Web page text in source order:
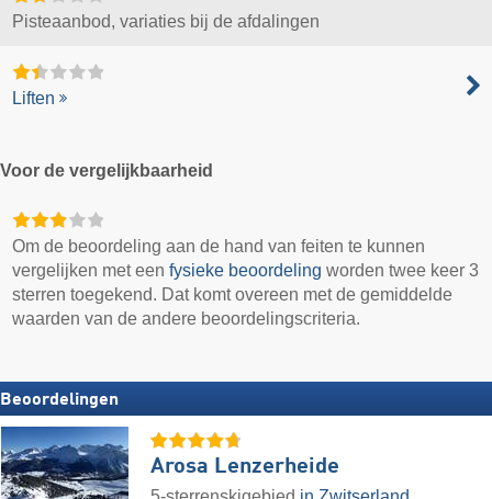
Pisteaanbod, variaties bij de afdalingen
Liften
Voor de vergelijkbaarheid
Om de beoordeling aan de hand van feiten te kunnen
vergelijken met eenfysieke beoordeling worden twee keer 3
sterren toegekend. Dat komt overeen met de gemiddelde
waarden van de andere beoordelingscriteria.
Beoordelingen
Arosa Lenzerheide